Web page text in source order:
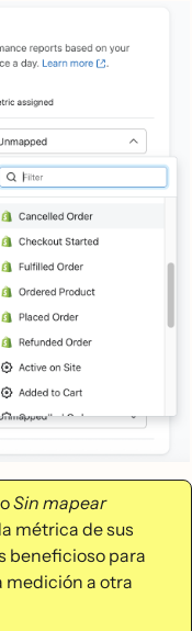
Sin mapear
métrica de sus
beneficioso para
medición a otra